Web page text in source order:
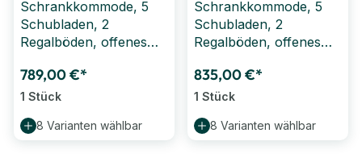
Schrankkommode, 5
Schubladen, 2
Regalböden, offenes
x 40 cm)
789,00 €*
1 Stück
8 Varianten wählbar
Schrankkommode, 5
Schubladen, 2
Regalböden, offenes
x 40 cm)
835,00 €*
1 Stück
8 Varianten wählbar